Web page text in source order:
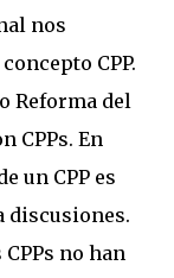
nos
CPP.
Reforma del
CPPs. En
un CPP es
discusiones.
no han